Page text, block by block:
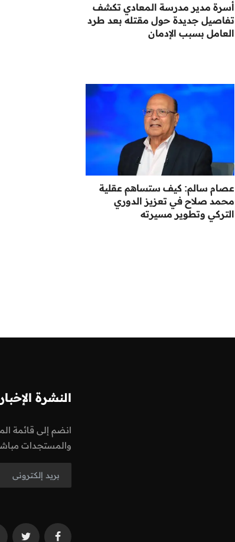
أسرة مدير مدرسة المعادي تكشف
تفاصيل جديدة حول مقتله بعد طرد
العامل بسبب الإدمان
عصام سالم: كيف ستساهم عقلية
محمد صلاح في تعزيز الدوري
التركي وتطوير مسيرته
النشرة
انضم إلى قائمة
والمستجدات